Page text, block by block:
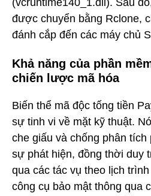
được chuyển bằng Rclone,
đánh cắp đến các máy chủ
Khả năng của phần
chiến lược mã hóa
Biến thể mã độc tống tiền
sự tinh vi về mặt kỹ thuật.
che giấu và chống phân
sự phát hiện, đồng thời duy
qua các tác vụ theo lịch
công cụ bảo mật thông qua